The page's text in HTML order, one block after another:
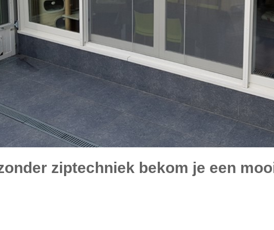
ziptechniek bekom je een